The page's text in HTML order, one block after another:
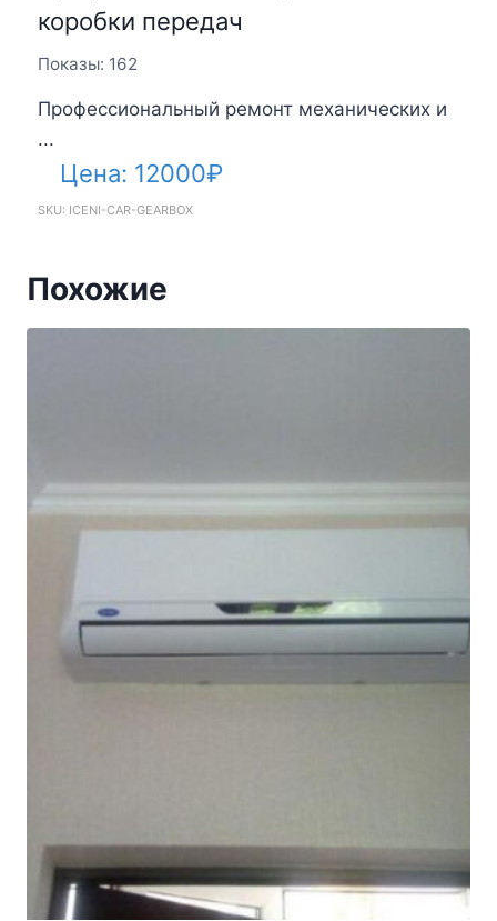
коробки передач
Показы: 162
Профессиональный ремонт механических и
...
Цена: 12000₽
SKU: ICENI-CAR-GEARBOX
Похожие